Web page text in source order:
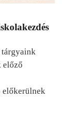
tárgyaink
előző
előkerülnek